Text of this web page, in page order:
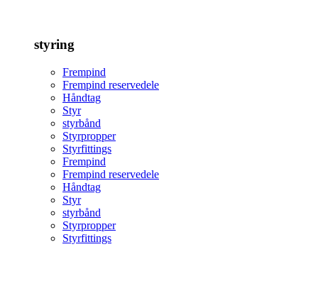
styring
Frempind
Frempind reservedele
Håndtag
Styr
styrbånd
Styrpropper
Styrfittings
Frempind
Frempind reservedele
Håndtag
Styr
styrbånd
Styrpropper
Styrfittings